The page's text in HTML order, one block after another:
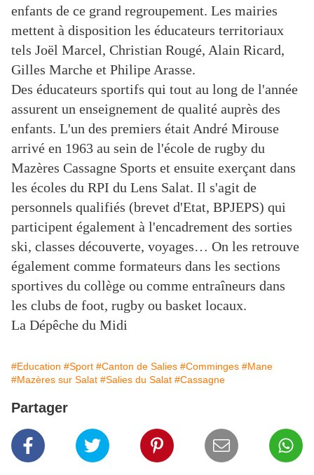
enfants de ce grand regroupement. Les mairies
mettent à disposition les éducateurs territoriaux
tels Joël Marcel, Christian Rougé, Alain Ricard,
Gilles Marche et Philipe Arasse.
Des éducateurs sportifs qui tout au long de l'année
assurent un enseignement de qualité auprès des
enfants. L'un des premiers était André Mirouse
arrivé en 1963 au sein de l'école de rugby du
Mazères Cassagne Sports et ensuite exerçant dans
les écoles du RPI du Lens Salat. Il s'agit de
personnels qualifiés (brevet d'Etat, BPJEPS) qui
participent également à l'encadrement des sorties
ski, classes découverte, voyages… On les retrouve
également comme formateurs dans les sections
sportives du collège ou comme entraîneurs dans
les clubs de foot, rugby ou basket locaux.
La Dépêche du Midi
#Education #Sport #Canton de Salies #Comminges #Mane
#Mazères sur Salat #Salies du Salat #Cassagne
Partager